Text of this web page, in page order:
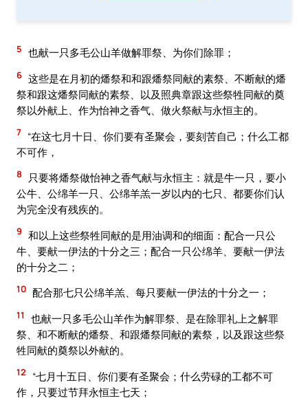
5 也献一只多毛公山羊做解罪祭、为你们除罪；
6 这些是在月初的燔祭和和跟燔祭同献的素祭、不断献的燔
祭和跟这燔祭同献的素祭、以及照典章跟这些祭牲同献的奠
祭以外献上、作为怡神之香气、做火祭献与永恒主的。
7 “在这七月十日、你们要有圣聚会，要刻苦自己；什么工都
不可作，
8
只要将燔祭做怡神之香气献与永恒主：就是牛一只，要小
公牛、公绵羊一只、公绵羊羔一岁以内的七只、都要你们认
为完全没有残疾的。
9 和以上这些祭牲同献的是用油调和的细面：配合一只公
牛、要献一伊法的十分之三；配合一只公绵羊、要献一伊法
的十分之二；
10 配合那七只公绵羊羔、每只要献一伊法的十分之一；
11
也献一只多毛公山羊作为解罪祭、是在除罪礼上之解罪
祭、和不断献的燔祭、和跟燔祭同献的素祭，以及跟这些祭
牲同献的奠祭以外献的。
12
“七月十五日、你们要有圣聚会；什么劳碌的工都不可
作，只要过节拜永恒主七天；